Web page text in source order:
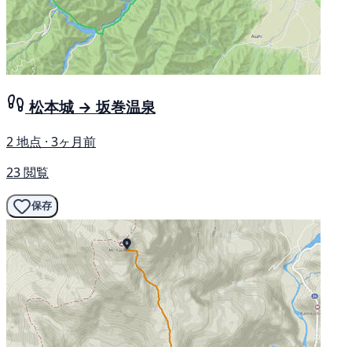
松本城 → 坂巻温泉
2 地点 · 3ヶ月前
23 閲覧
保存